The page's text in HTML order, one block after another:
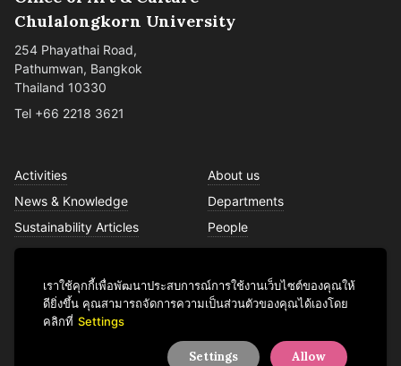
Chulalongkorn University
254 Phayathai Road,
Pathumwan, Bangkok
Thailand 10330
Tel +66 2218 3621
Activities
News & Knowledge
Sustainability Articles
About us
Departments
People
Services
Contact us
LINE Instagram TikTok
เราใช้คุกกี้เพื่อพัฒนาประสบการณ์การใช้งานเว็บไซต์ของคุณให้
ดียิ่งขึ้น คุณสามารถจัดการความเป็นส่วนตัวของคุณได้เองโดย
คลิกที่ Settings
Settings Allow